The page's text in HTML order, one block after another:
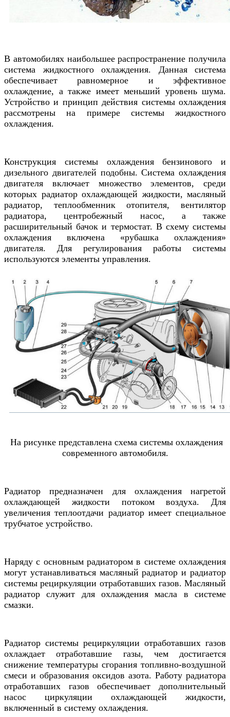
В автомобилях наибольшее распространение получила
система жидкостного охлаждения. Данная система
обеспечивает равномерное и эффективное
охлаждение, а также имеет меньший уровень шума.
Устройство и принцип действия системы охлаждения
рассмотрены на примере системы жидкостного
охлаждения.
Конструкция системы охлаждения бензинового и
дизельного двигателей подобны. Система охлаждения
двигателя включает множество элементов, среди
которых радиатор охлаждающей жидкости, масляный
радиатор, теплообменник отопителя, вентилятор
радиатора, центробежный насос, а также
расширительный бачок и термостат. В схему системы
охлаждения включена «рубашка охлаждения»
двигателя. Для регулирования работы системы
используются элементы управления.
На рисунке представлена схема системы охлаждения
современного автомобиля.
Радиатор предназначен для охлаждения нагретой
охлаждающей жидкости потоком воздуха. Для
увеличения теплоотдачи радиатор имеет специальное
трубчатое устройство.
Наряду с основным радиатором в системе охлаждения
могут устанавливаться масляный радиатор и радиатор
системы рециркуляции отработавших газов. Масляный
радиатор служит для охлаждения масла в системе
смазки.
Радиатор системы рециркуляции отработавших газов
охлаждает отработавшие газы, чем достигается
снижение температуры сгорания топливно-воздушной
смеси и образования оксидов азота. Работу радиатора
отработавших газов обеспечивает дополнительный
насос циркуляции охлаждающей жидкости,
включенный в систему охлаждения.